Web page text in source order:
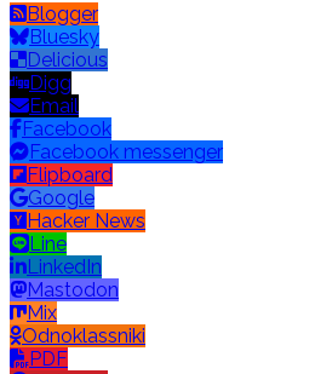
Blogger
Bluesky
Delicious
Digg
Email
Facebook
Facebook messenger
Flipboard
Google
Hacker News
Line
LinkedIn
Mastodon
Mix
Odnoklassniki
PDF